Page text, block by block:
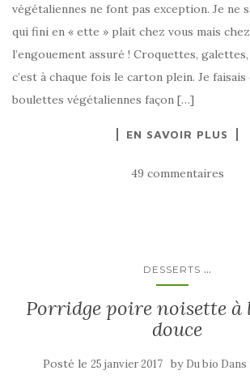
végétaliennes ne font pas exception. Je ne
qui fini en « ette » plait chez vous mais
l’engouement assuré ! Croquettes,
c’est à chaque fois le carton plein. Je
boulettes végétaliennes façon […]
EN SAVOIR PLUS
49 commentaires
DESSERTS ...
Porridge poire noisette à
douce
Posté le 25 janvier 2017 by Du bio